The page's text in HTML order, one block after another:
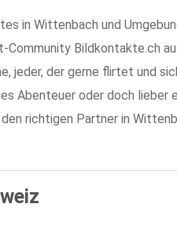
in Wittenbach und
Community Bildkontakte.ch
jeder, der gerne flirtet und
Abenteuer oder doch lieber
richtigen Partner in